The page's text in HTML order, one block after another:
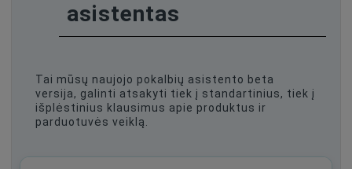
asistentas
Tai mūsų naujojo pokalbių asistento beta
versija, galinti atsakyti tiek į standartinius, tiek į
išplėstinius klausimus apie produktus ir
parduotuvės veiklą.